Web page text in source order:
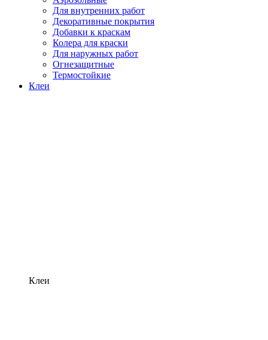
Для внутренних работ
Декоративные покрытия
Добавки к краскам
Колера для краски
Для наружных работ
Огнезащитные
Термостойкие
Клеи
Клеи